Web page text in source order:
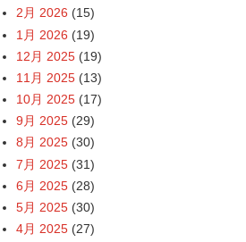
2月 2026 (15)
1月 2026 (19)
12月 2025 (19)
11月 2025 (13)
10月 2025 (17)
9月 2025 (29)
8月 2025 (30)
7月 2025 (31)
6月 2025 (28)
5月 2025 (30)
4月 2025 (27)